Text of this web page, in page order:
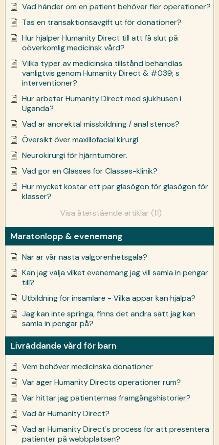
Vad händer om en patient behöver fler operationer?
Tas en transaktionsavgift ut för donationer?
Hur hjälper Humanity Direct till att få slut på
oöverkomlig medicinsk vård?
Vilka typer av medicinska tillstånd behandlas
vanligtvis genom Humanity Direct & #039; s
interventioner?
Hur arbetar Humanity Direct med sjukhusen i
Uganda?
Vad är anorektal missbildning / anal stenos?
Översikt över maxillofacial kirurgi
Neurokirurgi för hjärntumörer.
Vad gör en Glasses for Classes-klinik?
Hur mycket kostar ett par glasögon för glasögon för
klasser?
Visa återstående artiklar (11)
Maratonlopp & evenemang
När är vår nästa välgörenhetsgala?
Kan jag välja vilket evenemang jag vill samla in pengar
till?
Utbildning för insamlare - Vilka appar kan hjälpa?
Jag kan inte springa, finns det andra sätt jag kan
samla in pengar på?
Livräddande vård för barn
Vem behöver medicinska donationer
Var äger Humanity Directs operationer rum?
Var hittar jag patienternas framgångshistorier?
Vad är Humanity Direct?
Vad är Humanity Direct's process för att presentera
patienter på webbplatsen?